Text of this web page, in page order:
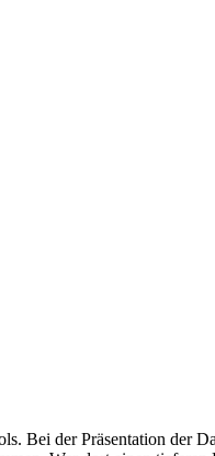
Bei der Präsentation der